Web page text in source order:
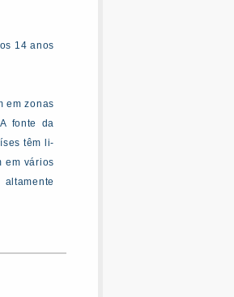
14 anos
em zonas
fonte da
têm li-
em vários